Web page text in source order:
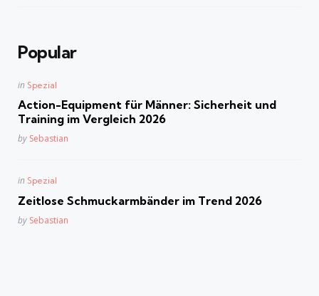
Popular
Posted
in Spezial
Action-Equipment für Männer: Sicherheit und
Training im Vergleich 2026
Posted
by Sebastian
Posted
in Spezial
Zeitlose Schmuckarmbänder im Trend 2026
Posted
by Sebastian